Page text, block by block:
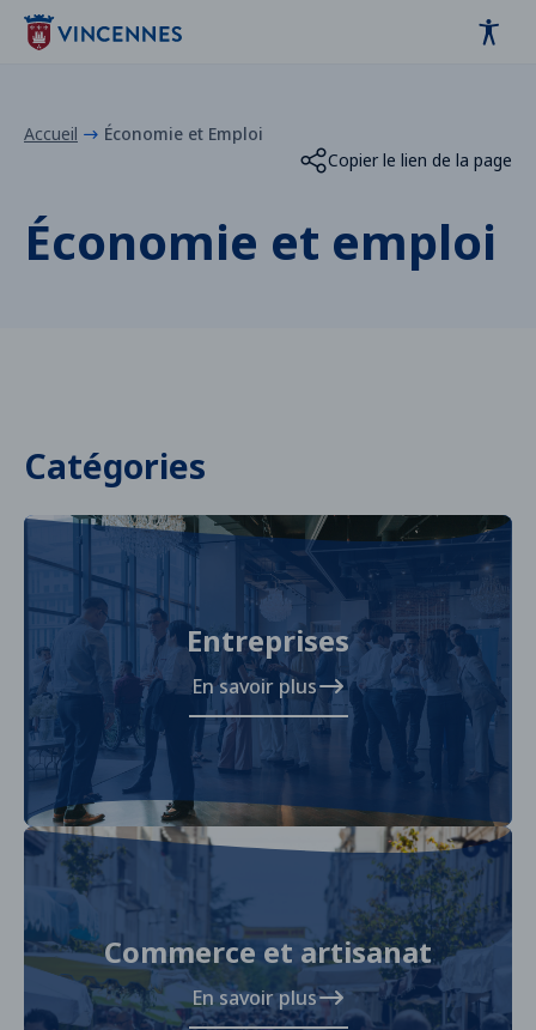
contenu
Accueil
Économie et Emploi
Copier le lien de la page
Économie et emploi
Catégories
Entreprises
En savoir plus
Commerce et artisanat
En savoir plus
Panneau de gestion des cookies